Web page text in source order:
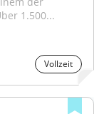
1.500...
Vollzeit